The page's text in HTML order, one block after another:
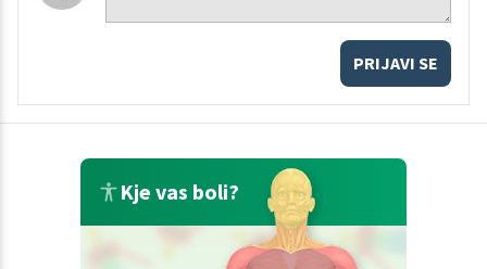
PRIJAVI SE
Kje vas boli?